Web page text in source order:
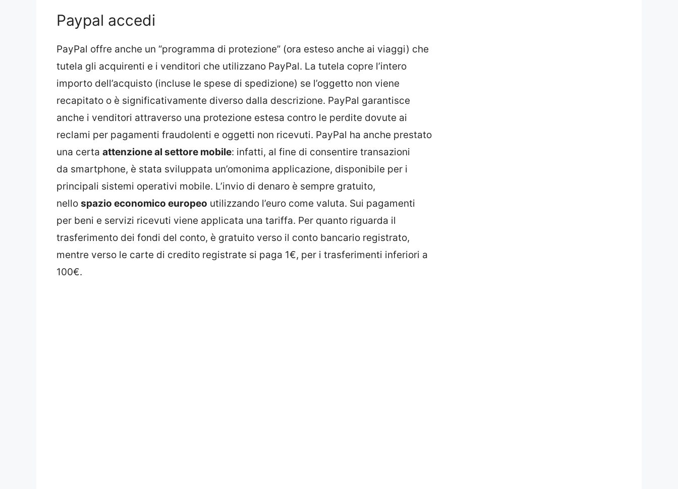
Paypal accedi
PayPal offre anche un “programma di protezione” (ora esteso anche ai viaggi) che
tutela gli acquirenti e i venditori che utilizzano PayPal. La tutela copre l’intero
importo dell’acquisto (incluse le spese di spedizione) se l’oggetto non viene
recapitato o è significativamente diverso dalla descrizione. PayPal garantisce
anche i venditori attraverso una protezione estesa contro le perdite dovute ai
reclami per pagamenti fraudolenti e oggetti non ricevuti. PayPal ha anche prestato
una certa attenzione al settore mobile: infatti, al fine di consentire transazioni
da smartphone, è stata sviluppata un’omonima applicazione, disponibile per i
principali sistemi operativi mobile. L’invio di denaro è sempre gratuito,
nello spazio economico europeo utilizzando l’euro come valuta. Sui pagamenti
per beni e servizi ricevuti viene applicata una tariffa. Per quanto riguarda il
trasferimento dei fondi del conto, è gratuito verso il conto bancario registrato,
mentre verso le carte di credito registrate si paga 1€, per i trasferimenti inferiori a
100€.